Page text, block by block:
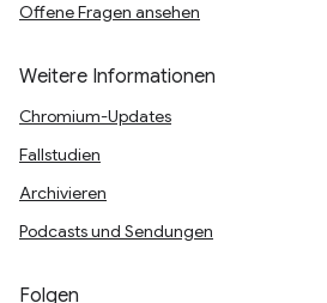
Offene Fragen ansehen
Weitere Informationen
Chromium-Updates
Fallstudien
Archivieren
Podcasts und Sendungen
Folgen